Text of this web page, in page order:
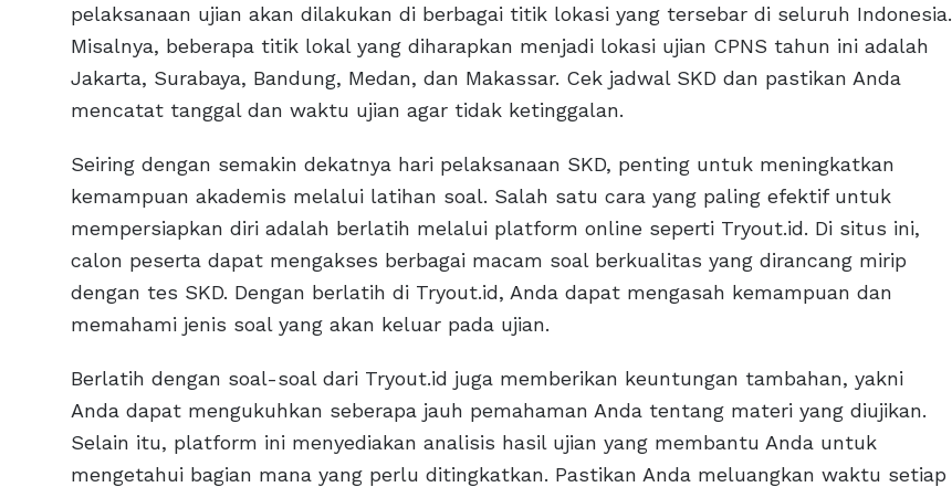
pelaksanaan ujian akan dilakukan di berbagai titik lokasi yang tersebar di seluruh Indonesia.
Misalnya, beberapa titik lokal yang diharapkan menjadi lokasi ujian CPNS tahun ini adalah
Jakarta, Surabaya, Bandung, Medan, dan Makassar. Cek jadwal SKD dan pastikan Anda
mencatat tanggal dan waktu ujian agar tidak ketinggalan.
Seiring dengan semakin dekatnya hari pelaksanaan SKD, penting untuk meningkatkan
kemampuan akademis melalui latihan soal. Salah satu cara yang paling efektif untuk
mempersiapkan diri adalah berlatih melalui platform online seperti Tryout.id. Di situs ini,
calon peserta dapat mengakses berbagai macam soal berkualitas yang dirancang mirip
dengan tes SKD. Dengan berlatih di Tryout.id, Anda dapat mengasah kemampuan dan
memahami jenis soal yang akan keluar pada ujian.
Berlatih dengan soal-soal dari Tryout.id juga memberikan keuntungan tambahan, yakni
Anda dapat mengukuhkan seberapa jauh pemahaman Anda tentang materi yang diujikan.
Selain itu, platform ini menyediakan analisis hasil ujian yang membantu Anda untuk
mengetahui bagian mana yang perlu ditingkatkan. Pastikan Anda meluangkan waktu setiap